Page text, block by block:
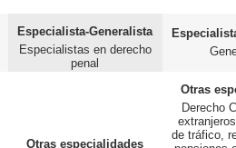
Especialista-Generalista
Especialistas en derecho
penal
Otras especialidades
Otras
Derecho
de tráfico,